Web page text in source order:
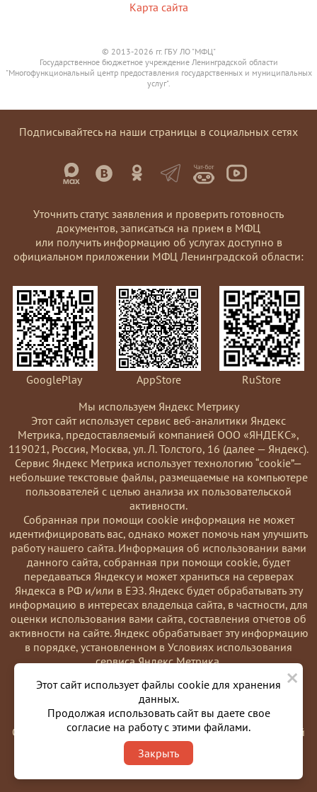
×
Этот сайт использует файлы cookie для хранения
данных.
Продолжая использовать сайт вы даете свое
согласие на работу с этими файлами.
Закрыть
Карта сайта
© 2013-2026 гг. ГБУ ЛО "МФЦ"
Государственное бюджетное учреждение Ленинградской области
"Многофункциональный центр предоставления государственных и муниципальных
услуг".
Подписывайтесь на наши страницы в социальных сетях
Уточнить статус заявления и проверить готовность
документов, записаться на прием в МФЦ
или получить информацию об услугах доступно в
официальном приложении МФЦ Ленинградской области:
GooglePlay AppStore
RuStore
Мы используем Яндекс Метрику
Этот сайт использует сервис веб-аналитики Яндекс
Метрика, предоставляемый компанией ООО «ЯНДЕКС»,
119021, Россия, Москва, ул. Л. Толстого, 16 (далее — Яндекс).
Сервис Яндекс Метрика использует технологию “cookie”—
небольшие текстовые файлы, размещаемые на компьютере
пользователей с целью анализа их пользовательской
активности.
Coбранная при помощи cookie информация не может
идентифицировать вас, однако может помочь нам улучшить
работу нашего сайта. Информация об использовании вами
данного сайта, собранная при помощи cookie, будет
передаваться Яндексу и может храниться на серверах
Яндекса в РФ и/или в ЕЭЗ. Яндекс будет обрабатывать эту
информацию в интересах владельца сайта, в частности, для
оценки использования вами сайта, составления отчетов об
активности на сайте. Яндекс обрабатывает эту информацию
в порядке, установленном в Условиях использования
сервиса Яндекс Метрика.
Вы можете отказаться от использования cookies, выбрав
соответствующие настройки в браузере. Также вы можете
использовать инструмент —
https://yandex.ru/support/metrika/general/opt-out.html
Однако это может повлиять на работу некоторых функций
сайта. Используя этот сайт, вы соглашаетесь на обработку
данных о вас в порядке и целях, указанных выше.